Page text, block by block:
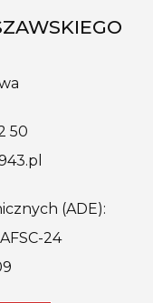
50
(ADE):
24